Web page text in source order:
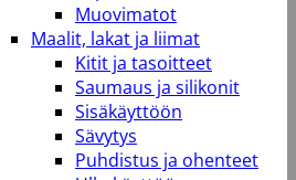
Muovimatot
Maalit, lakat ja liimat
Kitit ja tasoitteet
Saumaus ja silikonit
Sisäkäyttöön
Sävytys
Puhdistus ja ohenteet